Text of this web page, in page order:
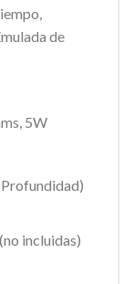
de
5W
incluidas)